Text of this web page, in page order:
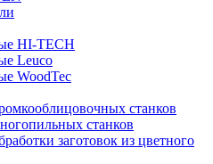
HI-TECH
Leuco
WoodTec
станков
станков
заготовок из цветного